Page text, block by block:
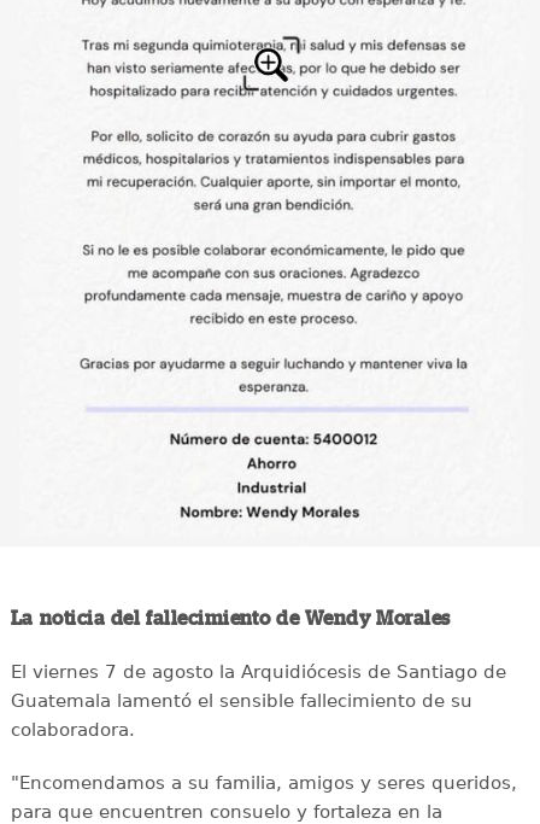
La noticia del fallecimiento de Wendy Morales
El viernes 7 de agosto la Arquidiócesis de Santiago de
Guatemala lamentó el sensible fallecimiento de su
colaboradora.
"Encomendamos a su familia, amigos y seres queridos,
para que encuentren consuelo y fortaleza en la